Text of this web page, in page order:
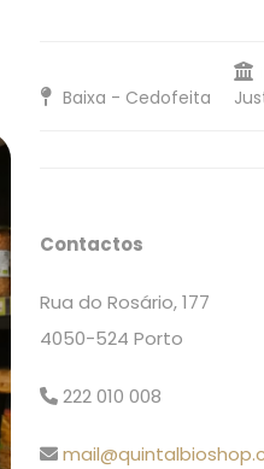
Baixa - Cedofeita
Contactos
Rua do Rosário, 177
4050-524 Porto
222 010 008